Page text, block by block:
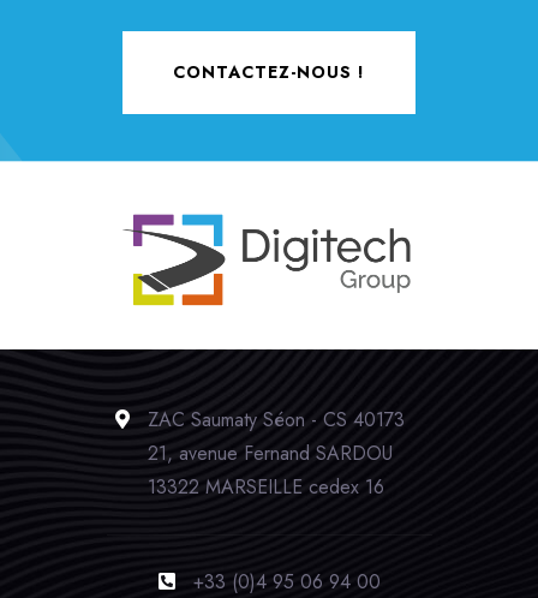
CONTACTEZ-NOUS !
ZAC Saumaty Séon - CS 40173
21, avenue Fernand SARDOU
13322 MARSEILLE cedex 16
+33 (0)4 95 06 94 00